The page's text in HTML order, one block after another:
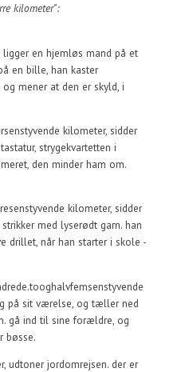
kilometer":
en hjemløs mand på et
en bille, han kaster
mener at den er skyld, i
kilometer, sidder
strygekvartetten i
den minder ham om.
kilometer, sidder
med lyserødt garn. han
drillet, når han starter i skole -
på sit værelse, og tæller ned
gå ind til sine forældre, og
bøsse.
udtoner jordomrejsen. der er